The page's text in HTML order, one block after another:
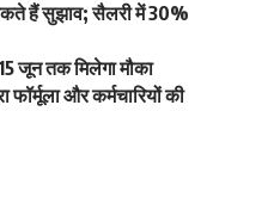
हैं सुझाव; सैलरी में 30%
जून तक मिलेगा मौका
और कर्मचारियों की